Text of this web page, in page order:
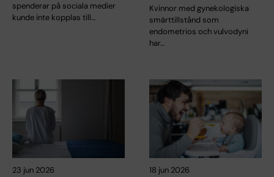
spenderar på sociala medier
kunde inte kopplas till…
Kvinnor med gynekologiska
smärttillstånd som
endometrios och vulvodyni
har…
23 jun 2026 18 jun 2026